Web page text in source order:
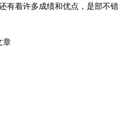
有着许多成绩和优点，是部不错